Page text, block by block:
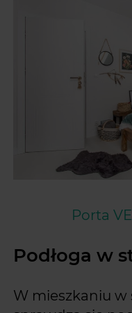
Porta
Podłoga w
W mieszkaniu